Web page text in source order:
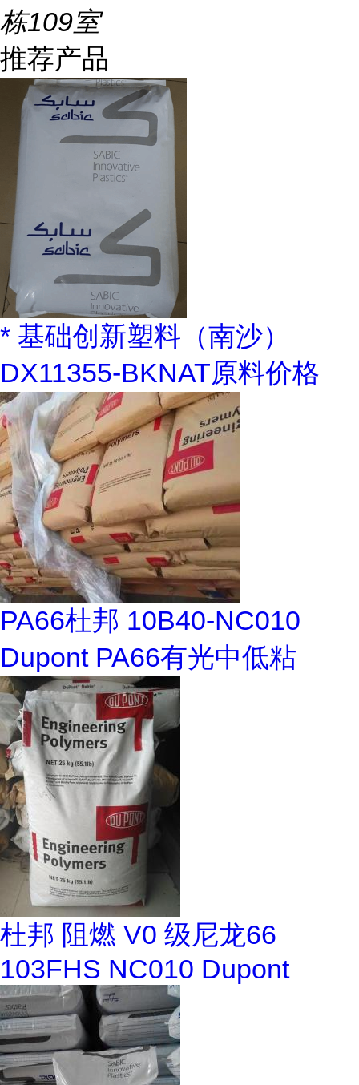
栋109室
推荐产品
* 基础创新塑料（南沙）
DX11355-BKNAT原料价格
PA66杜邦 10B40-NC010
Dupont PA66有光中低粘
杜邦 阻燃 V0 级尼龙66
103FHS NC010 Dupont